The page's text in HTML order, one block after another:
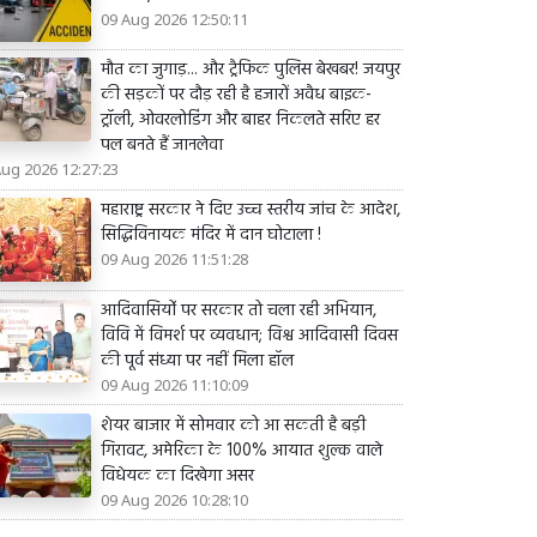
09 Aug 2026 12:50:11
मौत का जुगाड़... और ट्रैफिक पुलिस बेखबर! जयपुर
की सड़कों पर दौड़ रही है हजारों अवैध बाइक-
ट्रॉली, ओवरलोडिंग और बाहर निकलते सरिए हर
पल बनते हैं जानलेवा
2026 12:27:23
महाराष्ट्र सरकार ने दिए उच्च स्तरीय जांच के आदेश,
सिद्धिविनायक मंदिर में दान घोटाला !
09 Aug 2026 11:51:28
आदिवासियोंं पर सरकार तो चला रही अभियान,
विवि में विमर्श पर व्यवधान; विश्व आदिवासी दिवस
की पूर्व संध्या पर नहीं मिला हॉल
09 Aug 2026 11:10:09
शेयर बाजार में सोमवार को आ सकती है बड़ी
गिरावट, अमेरिका के 100% आयात शुल्क वाले
विधेयक का दिखेगा असर
09 Aug 2026 10:28:10